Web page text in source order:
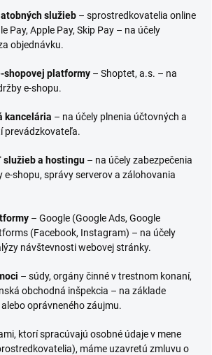
služieb – sprostredkovatelia online
Pay, Apple Pay, Skip Pay – na účely
objednávku.
shopovej platformy – Shoptet, a.s. – na
e-shopu.
kancelária – na účely plnenia účtovných a
prevádzkovateľa.
služieb a hostingu – na účely zabezpečenia
e-shopu, správy serverov a zálohovania
– Google (Google Ads, Google
(Facebook, Instagram) – na účely
návštevnosti webovej stránky.
– súdy, orgány činné v trestnom konaní,
obchodná inšpekcia – na základe
oprávneného záujmu.
ktorí spracúvajú osobné údaje v mene
máme uzavretú zmluvu o